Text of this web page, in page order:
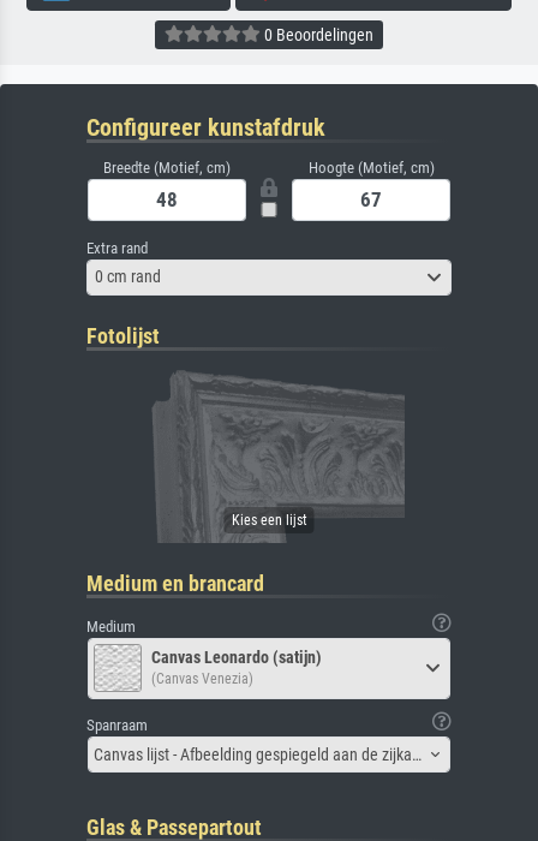
0 Beoordelingen
Configureer kunstafdruk
Breedte (Motief, cm) Hoogte (Motief, cm)
Extra rand
0 cm rand
Fotolijst
Medium en brancard
Medium
Canvas Leonardo (satijn)
(Canvas Venezia)
Spanraam
Canvas lijst - Afbeelding gespiegeld aan de zijkant
Glas & Passepartout